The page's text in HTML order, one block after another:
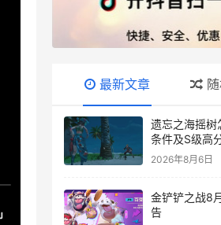
最新文章
遗忘之海摇树
条件及S级高
2026年8月6日
金铲铲之战8
告